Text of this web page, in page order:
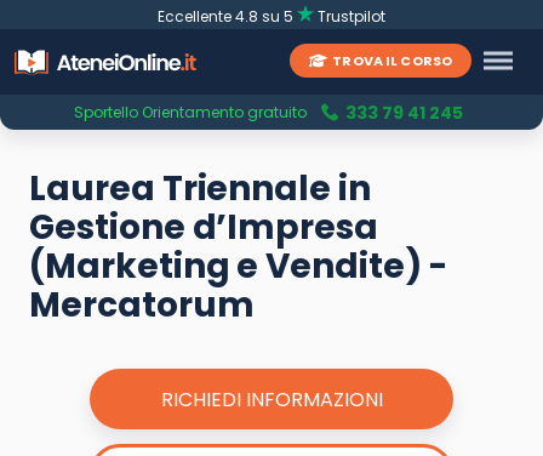
Eccellente 4.8 su 5 Trustpilot
TROVA IL CORSO
Sportello Orientamento gratuito 333 79 41 245
Laurea Triennale in
Gestione d’Impresa
(Marketing e Vendite) -
Mercatorum
RICHIEDI INFORMAZIONI